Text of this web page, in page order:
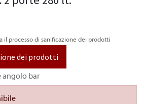
il processo di sanificazione dei prodotti
dei prodotti
angolo bar